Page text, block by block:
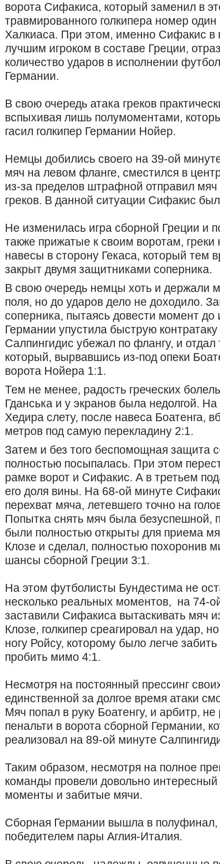
ворота Сифакиса, который заменил в
травмированного голкипера номер
Халкиаса. При этом, именно Сифакис в
лучшим игроком в составе Греции,
количество ударов в исполнении
Германии.
В свою очередь атака греков
вспыхивая лишь полумоментами,
гасил голкипер Германии Нойер.
Немцы добились своего на 39-ой
мяч на левом фланге, сместился в
из-за пределов штрафной отправил мяч
греков. В данной ситуации Сифакис
Не изменилась игра сборной Греции и
также прижатые к своим воротам,
навесы в сторону Гекаса, который тем
закрыт двумя защитниками соперника.
В свою очередь немцы хоть и держали
поля, но до ударов дело не доходило.
соперника, пытаясь довести момент до
Германии упустила быструю
Салпингидис убежал по флангу, и
который, вырвавшись из-под опеки
ворота Нойера 1:1.
Тем не менее, радость греческих
Гданська и у экранов была недолгой.
Хедира слету, после навеса Боатенга,
метров под самую перекладину 2:1.
Затем и без того беспомощная защита
полностью посыпалась. При этом
рамке ворот и Сифакис. А в третьем
его доля вины. На 68-ой минуте
перехват мяча, летевшего точно на
Попытка снять мяч была безуспешной,
были полностью открыты для приема
Клозе и сделал, полностью похоронив
шансы сборной Греции 3:1.
На этом футболисты Бундестима не
несколько реальных моментов, на 74-
заставили Сифакиса вытаскивать мяч
Клозе, голкипер среагировал на удар,
ногу Ройсу, которому было легче
пробить мимо 4:1.
Несмотря на постоянный прессинг
единственной за долгое время атаки
Мяч попал в руку Боатенгу, и арбитр,
пенальти в ворота сборной Германии,
реализовал на 89-ой минуте
Таким образом, несмотря на полное
команды провели довольно интересный
моменты и забитые мячи.
Сборная Германии вышла в полуфинал,
победителем пары Аглия-Италия.